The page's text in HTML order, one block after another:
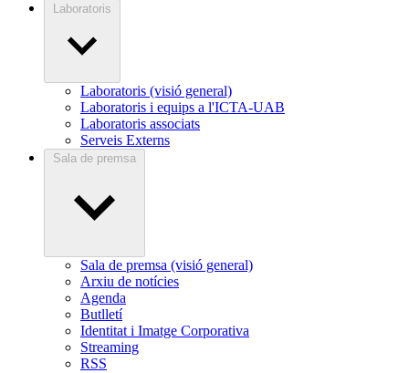
Laboratoris
Laboratoris (visió general)
Laboratoris i equips a l'ICTA-UAB
Laboratoris associats
Serveis Externs
Sala de premsa
Sala de premsa (visió general)
Arxiu de notícies
Agenda
Butlletí
Identitat i Imatge Corporativa
Streaming
RSS